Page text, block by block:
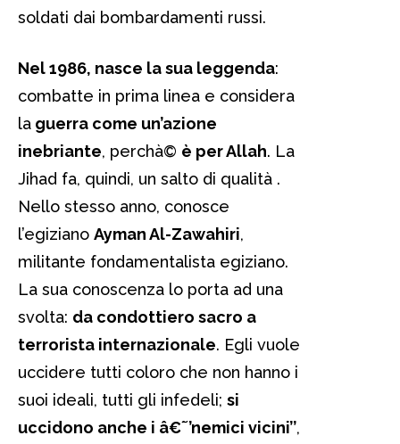
soldati dai bombardamenti russi.
Nel 1986, nasce la sua leggenda:
combatte in prima linea e considera
la guerra come un’azione
inebriante, perchà© è per Allah. La
Jihad fa, quindi, un salto di qualità .
Nello stesso anno, conosce
l’egiziano Ayman Al-Zawahiri,
militante fondamentalista egiziano.
La sua conoscenza lo porta ad una
svolta: da condottiero sacro a
terrorista internazionale. Egli vuole
uccidere tutti coloro che non hanno i
suoi ideali, tutti gli infedeli; si
uccidono anche i â€˜’nemici vicini’’,